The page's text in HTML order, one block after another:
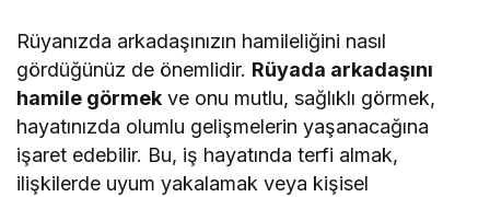
Rüyanızda arkadaşınızın hamileliğini nasıl
gördüğünüz de önemlidir. Rüyada arkadaşını
hamile görmek ve onu mutlu, sağlıklı görmek,
hayatınızda olumlu gelişmelerin yaşanacağına
işaret edebilir. Bu, iş hayatında terfi almak,
ilişkilerde uyum yakalamak veya kişisel